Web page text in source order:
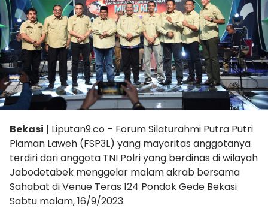
Bekasi | Liputan9.co – Forum Silaturahmi Putra Putri
Piaman Laweh (FSP3L) yang mayoritas anggotanya
terdiri dari anggota TNI Polri yang berdinas di wilayah
Jabodetabek menggelar malam akrab bersama
Sahabat di Venue Teras 124 Pondok Gede Bekasi
Sabtu malam, 16/9/2023.